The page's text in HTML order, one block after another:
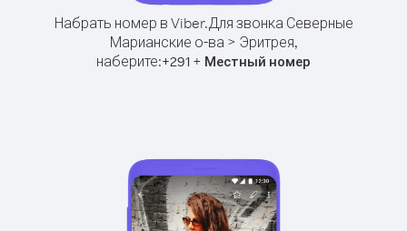
Набрать номер в Viber.Для звонка Северные
Марианские о-ва > Эритрея,
наберите:+291 + Местный номер